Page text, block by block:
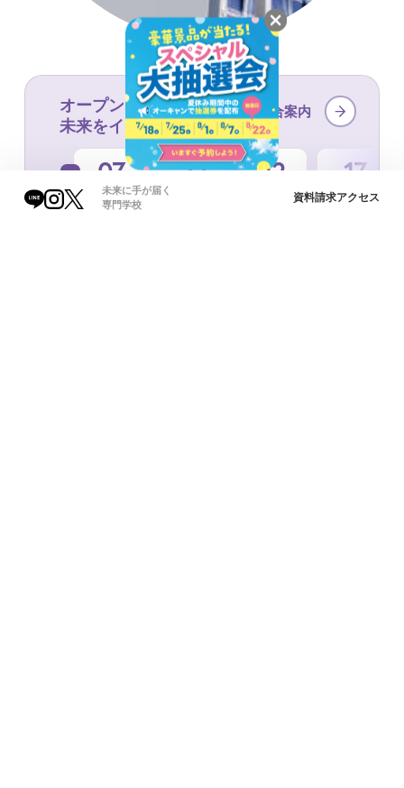
オープンキャンパスで
未来をイメージ！
総合案内
07 22 12 17
未来に手が届く
専門学校
資料請求アクセス